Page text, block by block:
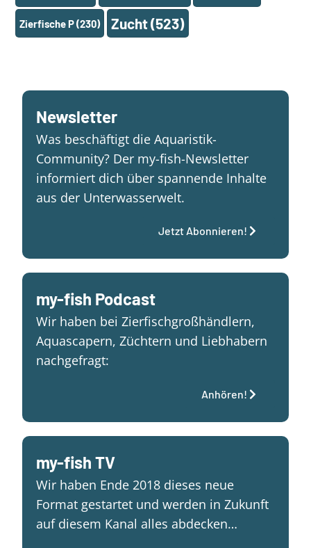
Zierfische P(230) Zucht(523)
Newsletter
Was beschäftigt die Aquaristik-
Community? Der my-fish-Newsletter
informiert dich über spannende Inhalte
aus der Unterwasserwelt.
Jetzt Abonnieren!
my-fish Podcast
Wir haben bei Zierfischgroßhändlern,
Aquascapern, Züchtern und Liebhabern
nachgefragt:
Anhören!
my-fish TV
Wir haben Ende 2018 dieses neue
Format gestartet und werden in Zukunft
auf diesem Kanal alles abdecken…